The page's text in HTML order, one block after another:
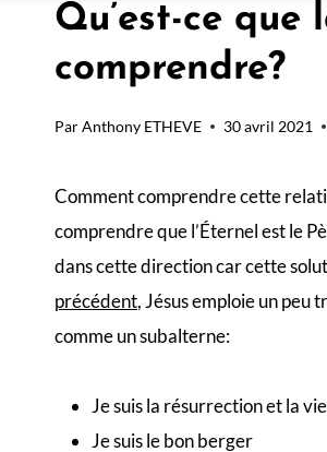
Qu’est-ce que
comprendre?
ParAnthony ETHEVE 30 avril 2021
Comment comprendre cette
comprendre que l’Éternel est le
dans cette direction car cette
précédent, Jésus emploie un peu
comme un subalterne:
Je suis la résurrection et la vie
Je suis le bon berger